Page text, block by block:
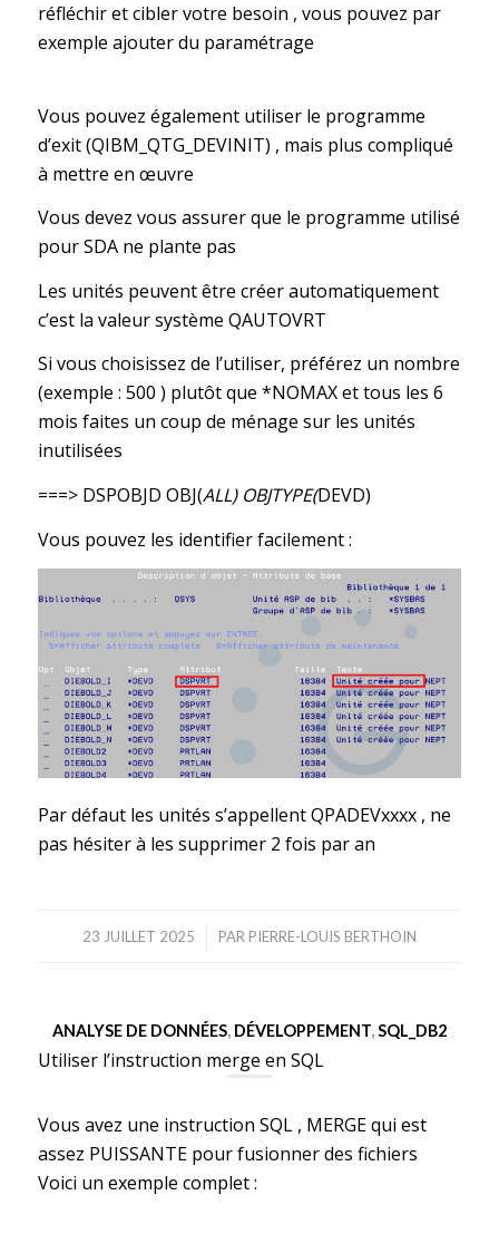
réfléchir et cibler votre besoin , vous pouvez par
exemple ajouter du paramétrage
Vous pouvez également utiliser le programme
d’exit (QIBM_QTG_DEVINIT) , mais plus compliqué
à mettre en œuvre
Vous devez vous assurer que le programme utilisé
pour SDA ne plante pas
Les unités peuvent être créer automatiquement
c’est la valeur système QAUTOVRT
Si vous choisissez de l’utiliser, préférez un nombre
(exemple : 500 ) plutôt que *NOMAX et tous les 6
mois faites un coup de ménage sur les unités
inutilisées
===> DSPOBJD OBJ(ALL) OBJTYPE(DEVD)
Vous pouvez les identifier facilement :
Par défaut les unités s’appellent QPADEVxxxx , ne
pas hésiter à les supprimer 2 fois par an
23 JUILLET 2025
/ PAR PIERRE-LOUIS BERTHOIN
ANALYSE DE DONNÉES, DÉVELOPPEMENT,SQL_DB2
Utiliser l’instruction merge en SQL
Vous avez une instruction SQL , MERGE qui est
assez PUISSANTE pour fusionner des fichiers
Voici un exemple complet :